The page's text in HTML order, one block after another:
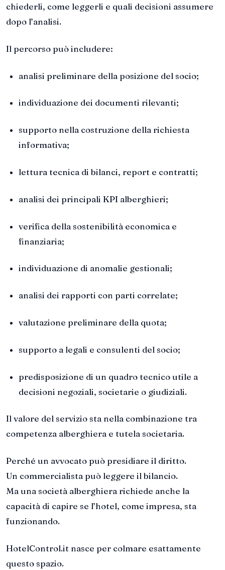
chiederli, come leggerli e quali decisioni assumere
dopo l’analisi.
Il percorso può includere:
analisi preliminare della posizione del socio;
individuazione dei documenti rilevanti;
supporto nella costruzione della richiesta
informativa;
lettura tecnica di bilanci, report e contratti;
analisi dei principali KPI alberghieri;
verifica della sostenibilità economica e
finanziaria;
individuazione di anomalie gestionali;
analisi dei rapporti con parti correlate;
valutazione preliminare della quota;
supporto a legali e consulenti del socio;
predisposizione di un quadro tecnico utile a
decisioni negoziali, societarie o giudiziali.
Il valore del servizio sta nella combinazione tra
competenza alberghiera e tutela societaria.
Perché un avvocato può presidiare il diritto.
Un commercialista può leggere il bilancio.
Ma una società alberghiera richiede anche la
capacità di capire se l’hotel, come impresa, sta
funzionando.
HotelControl.it nasce per colmare esattamente
questo spazio.